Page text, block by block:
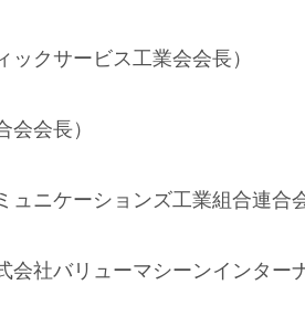
クサービス工業会会長）
会長）
ニケーションズ工業組合連合
会社バリューマシーンインター